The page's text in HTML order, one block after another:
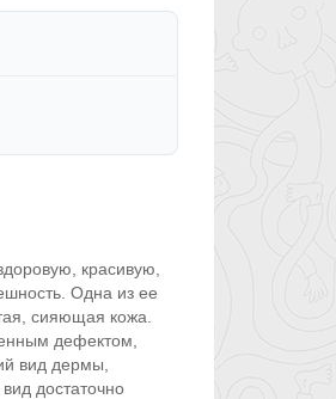
красивую,
Одна из ее
сияющая кожа.
дефектом,
вид дермы,
достаточно